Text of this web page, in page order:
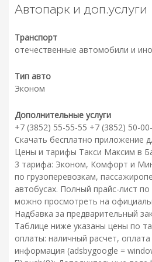
Автопарк и доп.услуги
Транспорт
отечественные автомобили и
Тип авто
Эконом
Дополнительные услуги
+7 (3852) 55-55-55 +7 (3852) 50-
Скачать бесплатно приложение
Цены и тарифы Такси Максим в
3 тарифа: Эконом, Комфорт и
по грузоперевозкам,
автобусах. Полный прайс-лист
можно просмотреть на
Надбавка за предварительный
Таблице ниже указаны цены по
оплаты: наличный расчет,
информация (adsbygoogle =